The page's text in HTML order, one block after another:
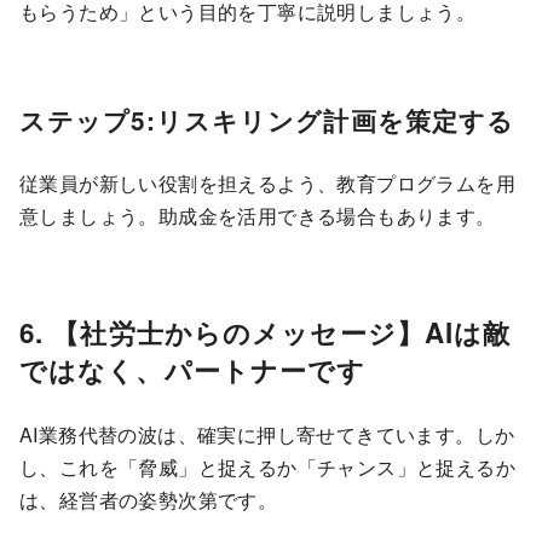
もらうため」という目的を丁寧に説明しましょう。
ステップ5:リスキリング計画を策定する
従業員が新しい役割を担えるよう、教育プログラムを用
意しましょう。助成金を活用できる場合もあります。
6. 【社労士からのメッセージ】AIは敵
ではなく、パートナーです
AI業務代替の波は、確実に押し寄せてきています。しか
し、これを「脅威」と捉えるか「チャンス」と捉えるか
は、経営者の姿勢次第です。